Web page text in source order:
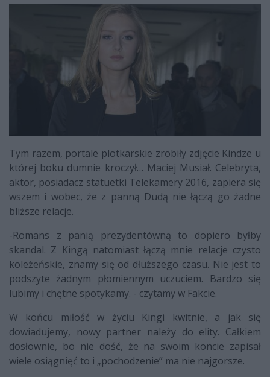
Tym razem, portale plotkarskie zrobiły zdjęcie Kindze u
której boku dumnie kroczył… Maciej Musiał. Celebryta,
aktor, posiadacz statuetki Telekamery 2016, zapiera się
wszem i wobec, że z panną Dudą nie łączą go żadne
bliższe relacje.
-Romans z panią prezydentówną to dopiero byłby
skandal. Z Kingą natomiast łączą mnie relacje czysto
koleżeńskie, znamy się od dłuższego czasu. Nie jest to
podszyte żadnym płomiennym uczuciem. Bardzo się
lubimy i chętne spotykamy. - czytamy w Fakcie.
W końcu miłość w życiu Kingi kwitnie, a jak się
dowiadujemy, nowy partner należy do elity. Całkiem
dosłownie, bo nie dość, że na swoim koncie zapisał
wiele osiągnięć to i „pochodzenie” ma nie najgorsze.